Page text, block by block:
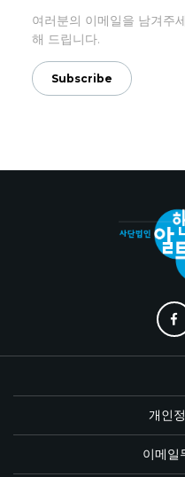
여러분의 이메일을 남겨주
해 드립니다.
개인
이메일